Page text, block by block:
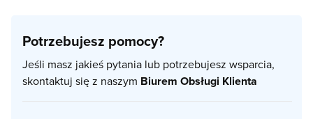
Potrzebujesz pomocy?
Jeśli masz jakieś pytania lub potrzebujesz wsparcia,
skontaktuj się z naszym Biurem Obsługi Klienta